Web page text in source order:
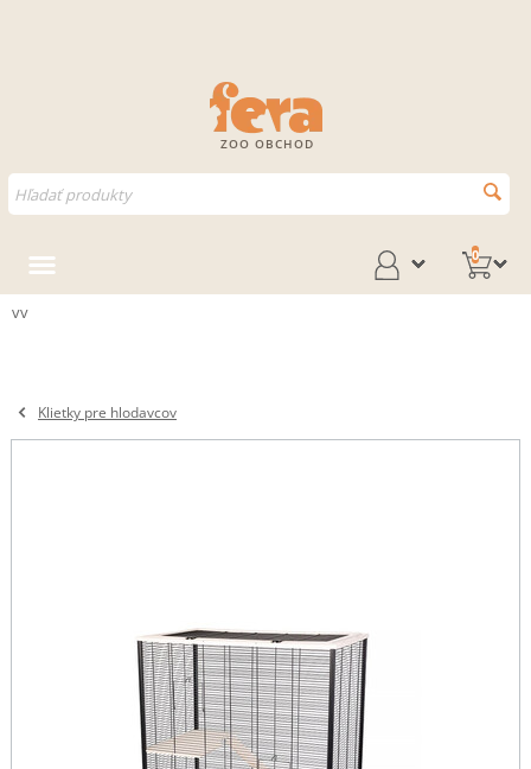
ZOO OBCHOD
0
vv
Klietky pre hlodavcov